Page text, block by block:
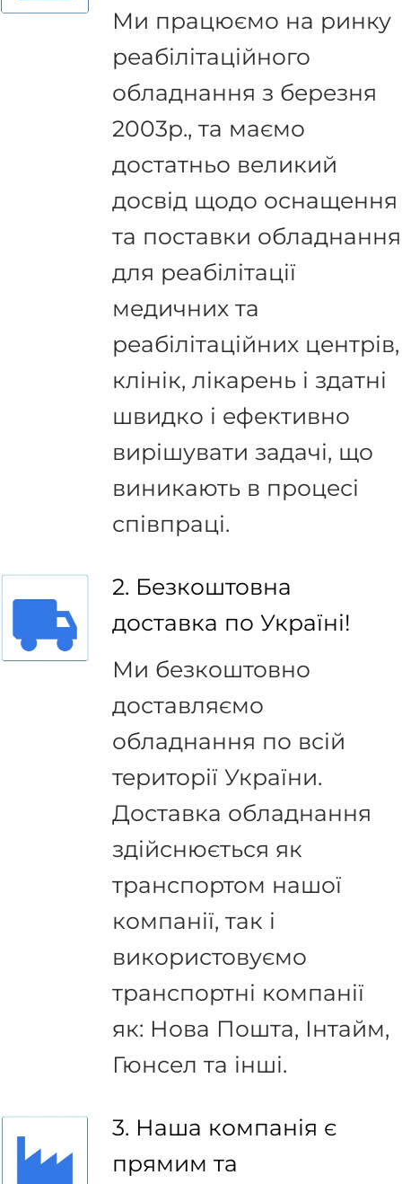
Ми працюємо на ринку
реабілітаційного
обладнання з березня
2003р., та маємо
достатньо великий
досвід щодо оснащення
та поставки обладнання
для реабілітації
медичних та
реабілітаційних центрів,
клінік, лікарень і здатні
швидко і ефективно
вирішувати задачі, що
виникають в процесі
співпраці.
2. Безкоштовна
доставка по Україні!
Ми безкоштовно
доставляємо
обладнання по всій
території України.
Доставка обладнання
здійснюється як
транспортом нашої
компанії, так і
використовуємо
транспортні компанії
як: Нова Пошта, Інтайм,
Гюнсел та інші.
3. Наша компанія є
прямим та